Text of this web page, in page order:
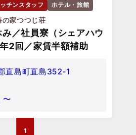
チンスタッフ ホテル・旅館
家つつじ荘
／社員寮（シェアハウ
2回／家賃半額補助
直島町直島352-1
〜
1